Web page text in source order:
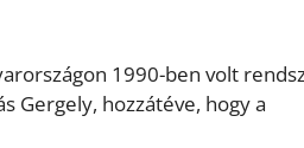
1990-ben volt
Gergely, hozzátéve, hogy a